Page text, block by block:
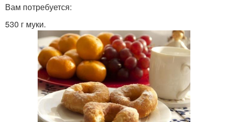
Вам потребуется:
530 г муки.